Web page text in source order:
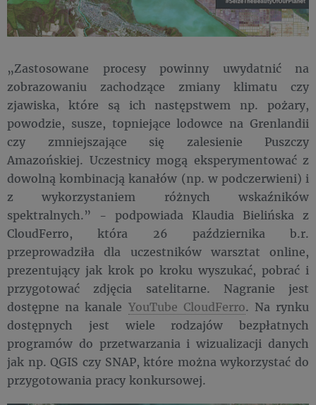
„Zastosowane procesy powinny uwydatnić na
zobrazowaniu zachodzące zmiany klimatu czy
zjawiska, które są ich następstwem np. pożary,
powodzie, susze, topniejące lodowce na Grenlandii
czy zmniejszające się zalesienie Puszczy
Amazońskiej. Uczestnicy mogą eksperymentować z
dowolną kombinacją kanałów (np. w podczerwieni) i
z wykorzystaniem różnych wskaźników
spektralnych.” - podpowiada Klaudia Bielińska z
CloudFerro, która 26 października b.r.
przeprowadziła dla uczestników warsztat online,
prezentujący jak krok po kroku wyszukać, pobrać i
przygotować zdjęcia satelitarne. Nagranie jest
dostępne na kanale YouTube CloudFerro. Na rynku
dostępnych jest wiele rodzajów bezpłatnych
programów do przetwarzania i wizualizacji danych
jak np. QGIS czy SNAP, które można wykorzystać do
przygotowania pracy konkursowej.